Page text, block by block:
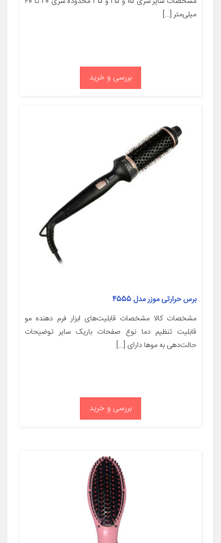
میلی‌متر […]
بررسی و خرید
برس حرارتی موزر مدل 4555
مشخصات کالا مشخصات قابلیت‌های ابزار فرم دهنده مو
قابلیت تنظیم دما نوع صفحات باریک سایر توضیحات
حالت‌دهی به موها دارای […]
بررسی و خرید